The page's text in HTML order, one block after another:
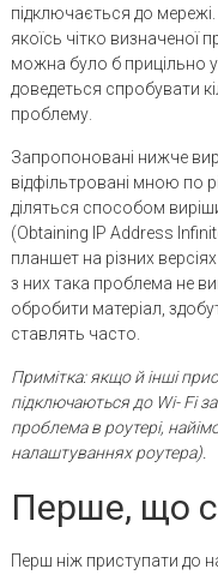
підключається до
якоїсь чітко визначеної
можна було б прицільно
доведеться спробувати
проблему.
Запропоновані нижче
відфільтровані мною по
діляться способом
(Obtaining IP Address
планшет на різних
з них така проблема не
обробити матеріал,
ставлять часто.
Примітка: якщо й інші
підключаються до Wi-Fi
проблема в роутері,
налаштуваннях роутера).
Перше, що
Перш ніж приступати до